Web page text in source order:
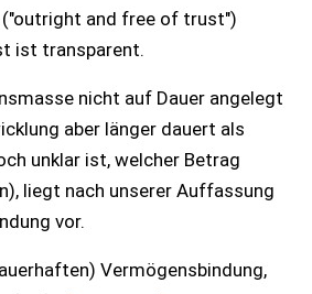
and free of trust")
ist transparent.
nicht auf Dauer angelegt
aber länger dauert als
unklar ist, welcher Betrag
liegt nach unserer Auffassung
vor.
Vermögensbindung,